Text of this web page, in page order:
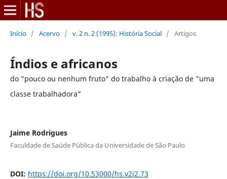
Início / Acervo / v. 2 n. 2 (1995): História Social / Artigos
Índios e africanos
do "pouco ou nenhum fruto" do trabalho à criação de "uma
classe trabalhadora"
Jaime Rodrigues
Faculdade de Saúde Pública da Universidade de São Paulo
DOI: https://doi.org/10.53000/hs.v2i2.73